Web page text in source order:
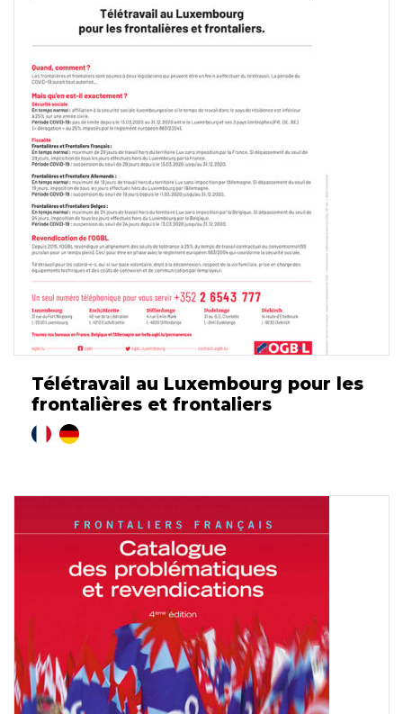
Français
Allemand
Télétravail au Luxembourg pour les
frontalières et frontaliers